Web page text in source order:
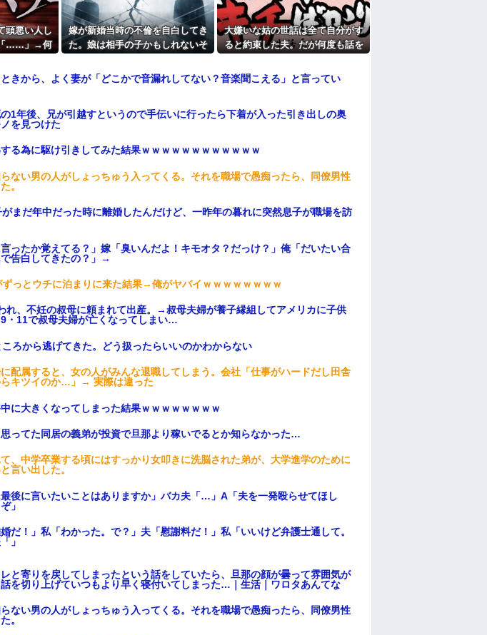
頭悪い人し
「……」→何
嫁が新婚当時の不倫を自白してき
た。娘は相手の子かもしれないそ
になるかもしれないと不安だった
大嫌いな姑の世話は全て自分がす
ると約束した夫。だが何度も話を
いい』と言い出して・・・
きから、よく妻が「どこかで音漏れしてない？音楽聞こえる」と言ってい
の1年後、兄が引越すというので手伝いに行ったら下着が入った引き出しの奥
を見つけた
る為に駆け引きしてみた結果ｗｗｗｗｗｗｗｗｗｗｗｗ
ない男の人がしょっちゅう入ってくる。それを職場で愚痴ったら、同僚男性
。
まだ年中だった時に離婚したんだけど、一昨年の暮れに突然息子が職場を訪
ったか覚えてる？」嫁「臭いんだよ！キモオタ？だっけ？」俺「だいたい合
告白してきたの？」→
っとウチに泊まりに来た結果→俺がヤバイｗｗｗｗｗｗｗｗ
れ、不妊の叔母に頼まれて出産。→叔母夫婦が養子縁組してアメリカに子供
・11で叔母夫婦が亡くなってしまい…
ろから逃げてきた。どう扱ったらいいのかわからない
に配属すると、女の人がみんな退職してしまう。会社「仕事がハードだし田舎
らキツイのか…」→ 実際は違った
中に大きくなってしまった結果ｗｗｗｗｗｗｗｗ
ってた同居の義弟が投資で旦那より稼いでるとか知らなかった…
、中学卒業する頃にはすっかり女叩きに洗脳された弟が、大学進学のために
言い出した。
後に言いたいことはありますか」バカ夫「…」A「夫を一発殴らせてほし
」
婚だ！」私「わかった。で？」夫「慰謝料だ！」私「いいけど弁護士通して。
」
と寄りを戻してしまったという話をしていたら、旦那の顔が曇って雰囲気が
を切り上げていつもより早く寝付いてしまった…｜生活｜ワロタあんてな
ない男の人がしょっちゅう入ってくる。それを職場で愚痴ったら、同僚男性
。